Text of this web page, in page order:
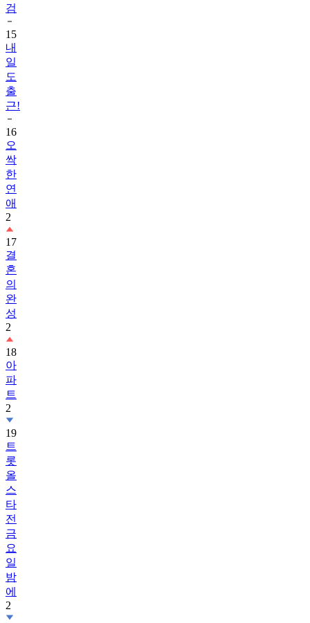
검
15
내
일
도
출
근!
16
오
싹
한
연
애
2
17
결
혼
의
완
성
2
18
아
파
트
2
19
트
롯
올
스
타
전
금
요
일
밤
에
2